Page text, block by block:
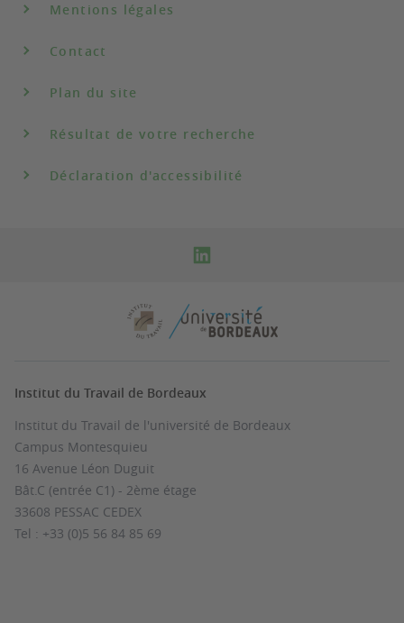
Mentions légales
Contact
Plan du site
Résultat de votre recherche
Déclaration d'accessibilité
Institut du Travail de Bordeaux
Institut du Travail de l'université de Bordeaux
Campus Montesquieu
16 Avenue Léon Duguit
Bât.C (entrée C1) - 2ème étage
33608 PESSAC CEDEX
Tel : +33 (0)5 56 84 85 69